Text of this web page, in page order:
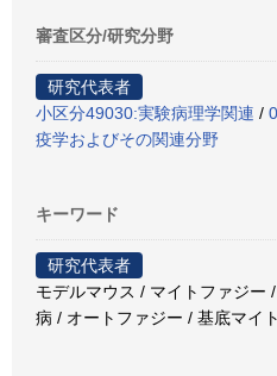
審査区分/研究分野
研究代表者
小区分49030:実験病理学関連 /
疫学およびその関連分野
キーワード
研究代表者
モデルマウス / マイトファジー
病 / オートファジー / 基底マイ